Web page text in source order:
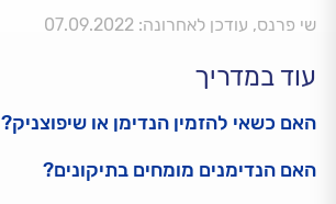
שי פרנס, עודכן לאחרונה: 07.09.2022
עוד במדריך
האם כשאי להזמין הנדימן או שיפוצניק?
האם הנדימנים מומחים בתיקונים?